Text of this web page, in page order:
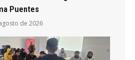
Puentes
de 2026